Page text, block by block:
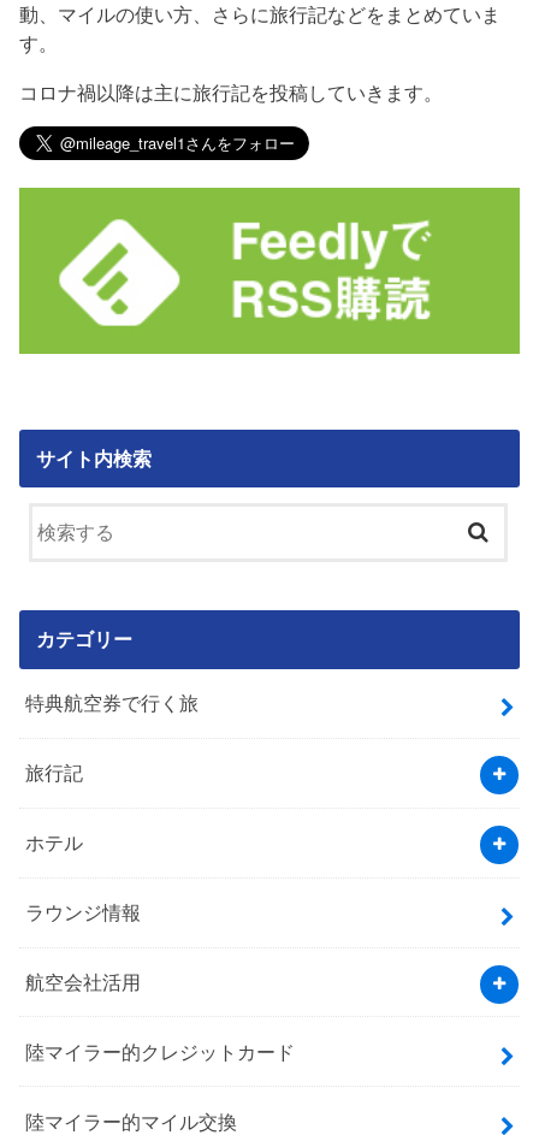
動、マイルの使い方、さらに旅行記などをまとめていま
す。
コロナ禍以降は主に旅行記を投稿していきます。
サイト内検索
カテゴリー
特典航空券で行く旅
旅行記
ホテル
ラウンジ情報
航空会社活用
陸マイラー的クレジットカード
陸マイラー的マイル交換